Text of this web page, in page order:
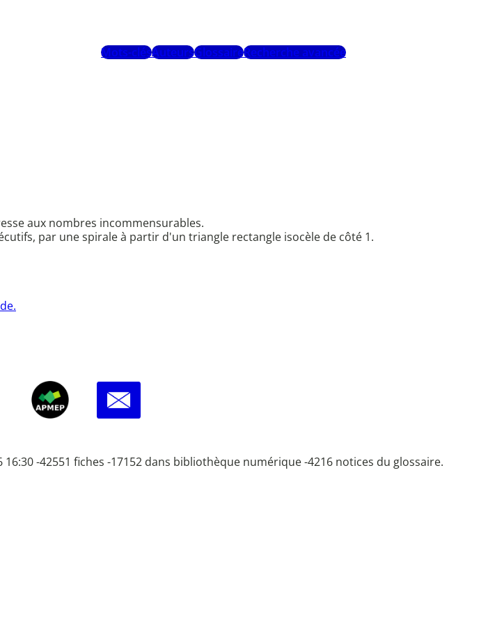
Mots-clésAuteursGlossaireRecherche avancée
aux nombres incommensurables.
par une spirale à partir d'un triangle rectangle isocèle de côté 1.
16:30 -42551 fiches -17152 dans bibliothèque numérique -4216 notices du glossaire.